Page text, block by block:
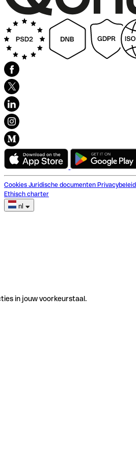
Cookies Juridische documenten Privacybeleid
Ethisch charter
nl
in jouw voorkeurstaal.